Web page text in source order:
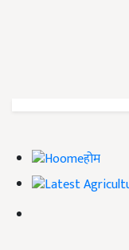
होम